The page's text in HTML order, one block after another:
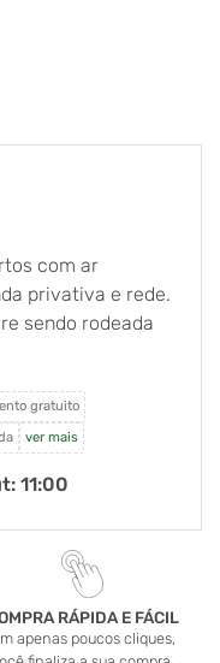
com ar
privativa e rede.
sendo rodeada
e
pousada está
de Ilhabela,
acesso ao cais da
do Perequê e
Oferecendo
da Pousada
gosto. Eles estão
frigobar e TV.
em uma
e bares estão a
gratuito
ver mais
11:00
RÁPIDA E FÁCIL
apenas poucos cliques,